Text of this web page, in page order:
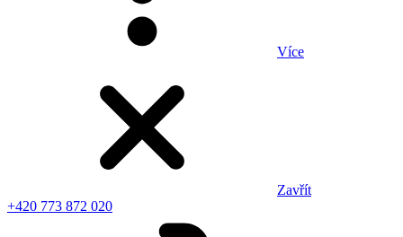
Více
Zavřít
+420 773 872 020